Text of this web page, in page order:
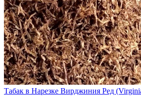
Табак в Нарезке Вирджиния Ред